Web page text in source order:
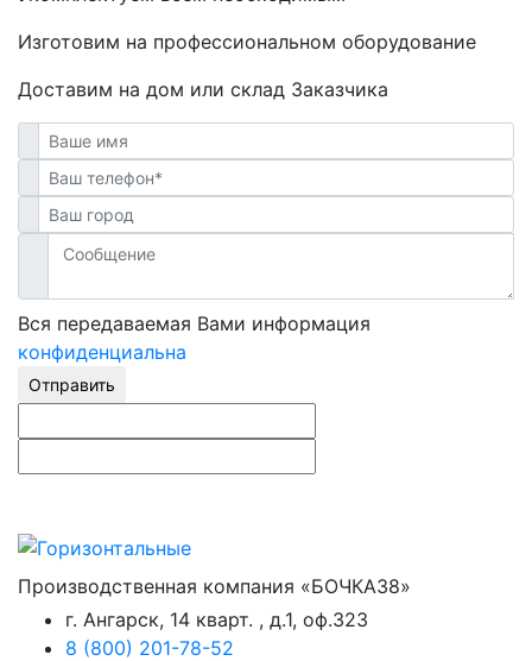
Изготовим на профессиональном оборудование
Доставим на дом или склад Заказчика
Вся передаваемая Вами информация
конфиденциальна
Отправить
Производственная компания «БОЧКА38»
г. Ангарск, 14 кварт. , д.1, оф.323
8 (800) 201-78-52